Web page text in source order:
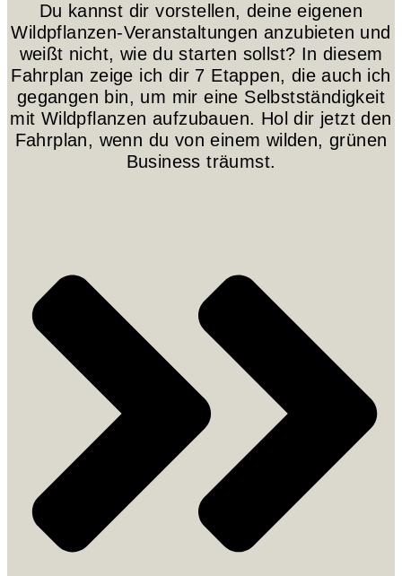
Du kannst dir vorstellen, deine eigenen
Wildpflanzen-Veranstaltungen anzubieten und
weißt nicht, wie du starten sollst? In diesem
Fahrplan zeige ich dir 7 Etappen, die auch ich
gegangen bin, um mir eine Selbstständigkeit
mit Wildpflanzen aufzubauen. Hol dir jetzt den
Fahrplan, wenn du von einem wilden, grünen
Business träumst.